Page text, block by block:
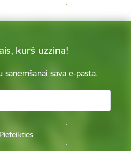
kurš uzzina!
saņemšanai savā e-pastā.